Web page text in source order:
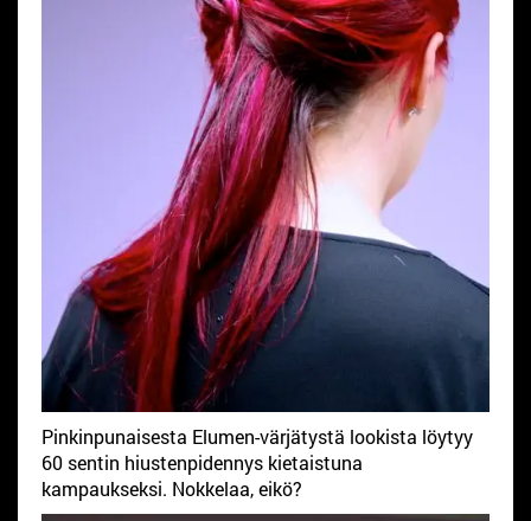
Pinkinpunaisesta Elumen-värjätystä lookista löytyy
60 sentin hiustenpidennys kietaistuna
kampaukseksi. Nokkelaa, eikö?